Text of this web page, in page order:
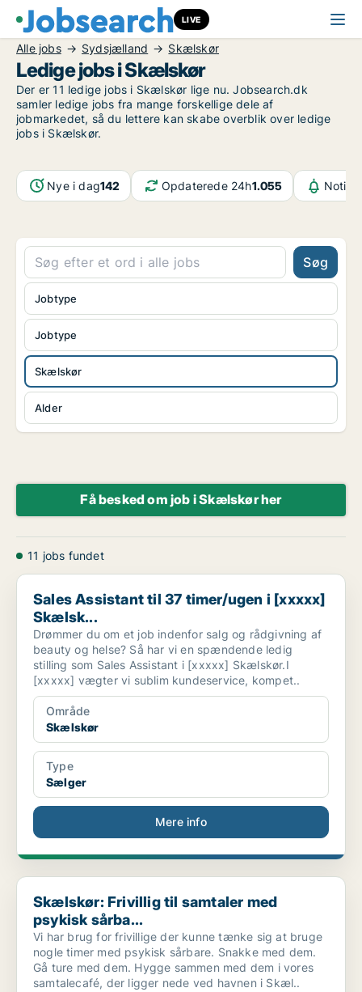
LIVE
Alle jobs Sydsjælland Skælskør
Ledige jobs i Skælskør
Der er 11 ledige jobs i Skælskør lige nu. Jobsearch.dk
samler ledige jobs fra mange forskellige dele af
jobmarkedet, så du lettere kan skabe overblik over ledige
jobs i Skælskør.
Nye i dag142 Opdaterede 24h1.055
Søg
Jobtype
Skælskør
Alder
Jobtype
Få besked om job i Skælskør her
11 jobs fundet
Sales Assistant til 37 timer/ugen i [xxxxx] Skælsk...
Sales Assistant til 37 timer/ugen i [xxxxx]
Skælsk...
Drømmer du om et job indenfor salg og rådgivning af
beauty og helse? Så har vi en spændende ledig
stilling som Sales Assistant i [xxxxx] Skælskør.I
[xxxxx] vægter vi sublim kundeservice, kompet..
Område
Skælskør
Type
Sælger
Mere info
Skælskør: Frivillig til samtaler med psykisk sårba...
Skælskør: Frivillig til samtaler med
psykisk sårba...
Vi har brug for frivillige der kunne tænke sig at bruge
nogle timer med psykisk sårbare. Snakke med dem.
Gå ture med dem. Hygge sammen med dem i vores
samtalecafé, der ligger nede ved havnen i Skæl..